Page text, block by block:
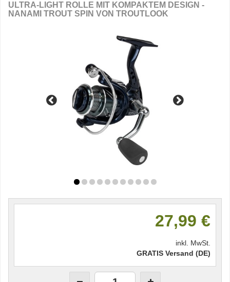
ULTRA-LIGHT ROLLE MIT KOMPAKTEM DESIGN -
NANAMI TROUT SPIN VON TROUTLOOK
27,99 €
inkl. MwSt.
GRATIS Versand (DE)